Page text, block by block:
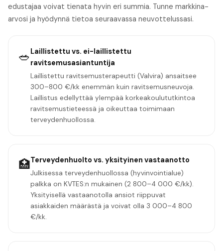
edustajaa voivat tienata hyvin eri summia. Tunne markkina-
arvosi ja hyödynnä tietoa seuraavassa neuvottelussasi.
🥗 Laillistettu vs. ei-laillistettu
ravitsemusasiantuntija
Laillistettu ravitsemusterapeutti (Valvira) ansaitsee
300–800 €/kk enemmän kuin ravitsemusneuvoja.
Laillistus edellyttää ylempää korkeakoulututkintoa
ravitsemustieteessä ja oikeuttaa toimimaan
terveydenhuollossa.
🏥Terveydenhuolto vs. yksityinen vastaanotto
Julkisessa terveydenhuollossa (hyvinvointialue)
palkka on KVTES:n mukainen (2 800–4 000 €/kk).
Yksityisellä vastaanotolla ansiot riippuvat
asiakkaiden määrästä ja voivat olla 3 000–4 800
€/kk.